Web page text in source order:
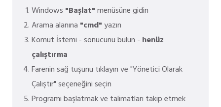
Windows "Başlat"menüsüne gidin
Arama alanına "cmd"yazın
Komut İstemi - sonucunu bulun - henüz
çalıştırma
Farenin sağ tuşunu tıklayın ve "Yönetici Olarak
Çalıştır" seçeneğini seçin
Programı başlatmak ve talimatları takip etmek